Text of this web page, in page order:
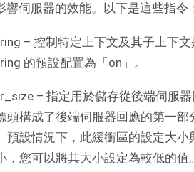
響伺服器的效能。以下是這些指令
– 控制特定上下文及其子上下
的預設配置為「on」。
– 指定用於儲存從後端伺服
頭構成了後端伺服器回應的第一
預設情況下，此緩衝區的設定大
，您可以將其大小設定為較低的值